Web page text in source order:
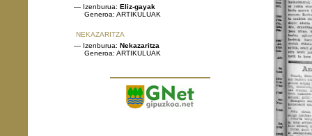
— Izenburua: Eliz-gayak
Generoa: ARTIKULUAK
NEKAZARITZA
— Izenburua: Nekazaritza
Generoa: ARTIKULUAK